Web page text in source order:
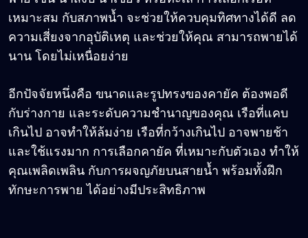
เหมาะสม กับสภาพน้ำ จะช่วยให้ควบคุมทิศทางได้ดี ลด
ความเสี่ยงจากอุบัติเหตุ และช่วยให้คุณ สามารถพายได้
นาน โดยไม่เหนื่อยง่าย
อีกปัจจัยหนึ่งคือ ขนาดและรูปทรงของคายัค ต้องพอดี
กับร่างกาย และระดับความชำนาญของคุณ เรือที่แคบ
เกินไป อาจทำให้ล้มง่าย เรือที่กว้างเกินไป อาจพายช้า
และใช้แรงมาก การเลือกคายัค ที่เหมาะกับตัวเอง ทำให้
คุณเพลิดเพลิน กับการผจญภัยบนสายน้ำ พร้อมทั้งฝึก
ทักษะการพาย ได้อย่างมีประสิทธิภาพ